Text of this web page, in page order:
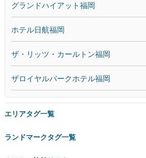
グランドハイアット福岡
ホテル日航福岡
ザ・リッツ・カールトン福岡
ザロイヤルパークホテル福岡
エリアタグ一覧
ランドマークタグ一覧